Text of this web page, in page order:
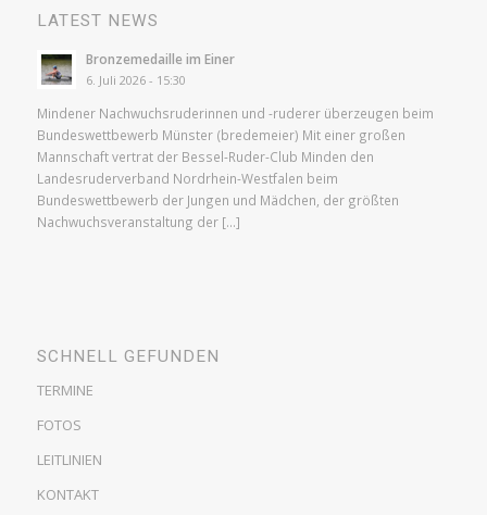
LATEST NEWS
Bronzemedaille im Einer
6. Juli 2026 - 15:30
Mindener Nachwuchsruderinnen und -ruderer überzeugen beim
Bundeswettbewerb Münster (bredemeier) Mit einer großen
Mannschaft vertrat der Bessel-Ruder-Club Minden den
Landesruderverband Nordrhein-Westfalen beim
Bundeswettbewerb der Jungen und Mädchen, der größten
Nachwuchsveranstaltung der […]
SCHNELL GEFUNDEN
TERMINE
FOTOS
LEITLINIEN
KONTAKT